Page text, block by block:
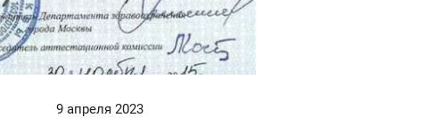
9 апреля 2023